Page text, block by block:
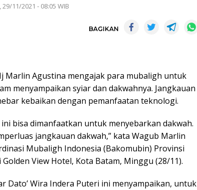
29/11/2021 - 08:05 WIB
BAGIKAN
Marlin Agustina mengajak para mubaligh untuk
menyampaikan syiar dan dakwahnya. Jangkauan
kebaikan dengan pemanfaatan teknologi.
bisa dimanfaatkan untuk menyebarkan dakwah.
jangkauan dakwah,” kata Wagub Marlin
Mubaligh Indonesia (Bakomubin) Provinsi
View Hotel, Kota Batam, Minggu (28/11).
Dato’ Wira Indera Puteri ini menyampaikan, untuk